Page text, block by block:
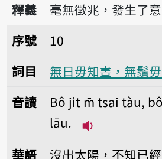
釋義
毫無徵兆，發生了
序號10無日毋知晝，無鬚毋
序號
10
詞目
無日毋知晝，無鬚
音讀
Bô ji̍t m̄ tsai tàu,
lāu.
華語 沒出太陽，不知已